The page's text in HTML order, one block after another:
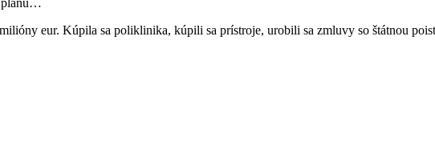
plánu…
eur. Kúpila sa poliklinika, kúpili sa prístroje, urobili sa zmluvy so štátnou